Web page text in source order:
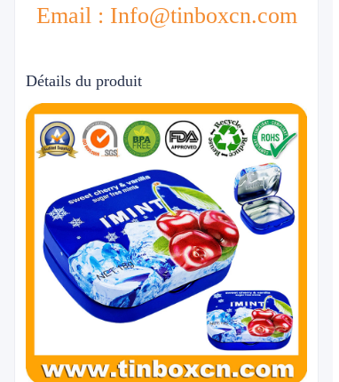
Email : Info@tinboxcn.com
Détails du produit